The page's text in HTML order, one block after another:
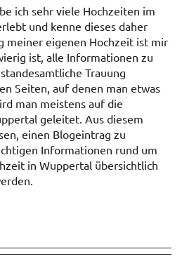
ich sehr viele Hochzeiten im
und kenne dieses daher
meiner eigenen Hochzeit ist mir
ist, alle Informationen zu
Trauung
Seiten, auf denen man etwas
man meistens auf die
geleitet. Aus diesem
einen Blogeintrag zu
Informationen rund um
in Wuppertal übersichtlich